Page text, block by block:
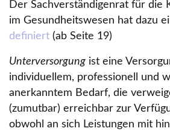
Der Sachverständigenrat für die
im Gesundheitswesen hat dazu
definiert (ab Seite 19)
Unterversorgung ist eine
individuellem, professionell und
anerkanntem Bedarf, die
(zumutbar) erreichbar zur
obwohl an sich Leistungen mit